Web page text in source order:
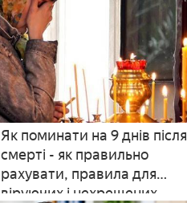
Як поминати на 9 днів після
смерті - як правильно
рахувати, правила для
віруючих і нехрещених